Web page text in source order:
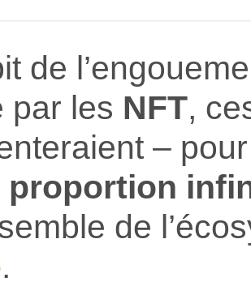
de
par les NFT,
– pour
proportion
de
.